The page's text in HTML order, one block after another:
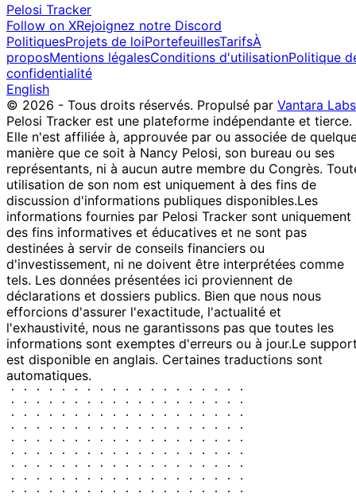
Pelosi Tracker
Follow on XRejoignez notre Discord
PolitiquesProjets de loiPortefeuillesTarifsÀ
proposMentions légalesConditions d'utilisationPolitique
confidentialité
English
© 2026 - Tous droits réservés. Propulsé par Vantara Labs
Pelosi Tracker est une plateforme indépendante et tierce.
Elle n'est affiliée à, approuvée par ou associée de
manière que ce soit à Nancy Pelosi, son bureau ou ses
représentants, ni à aucun autre membre du Congrès.
utilisation de son nom est uniquement à des fins de
discussion d'informations publiques disponibles.Les
informations fournies par Pelosi Tracker sont uniquement
des fins informatives et éducatives et ne sont pas
destinées à servir de conseils financiers ou
d'investissement, ni ne doivent être interprétées comme
tels. Les données présentées ici proviennent de
déclarations et dossiers publics. Bien que nous nous
efforcions d'assurer l'exactitude, l'actualité et
l'exhaustivité, nous ne garantissons pas que toutes les
informations sont exemptes d'erreurs ou à jour.Le
est disponible en anglais. Certaines traductions sont
automatiques.